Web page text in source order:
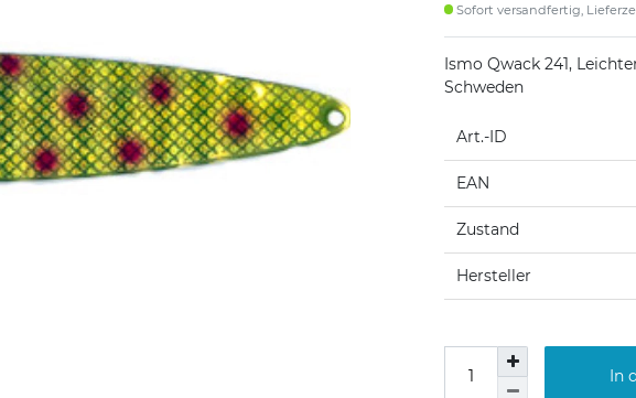
Sofort versandfertig,
Ismo Qwack 241,
Schweden
Art.-ID
EAN
Zustand
Hersteller
In